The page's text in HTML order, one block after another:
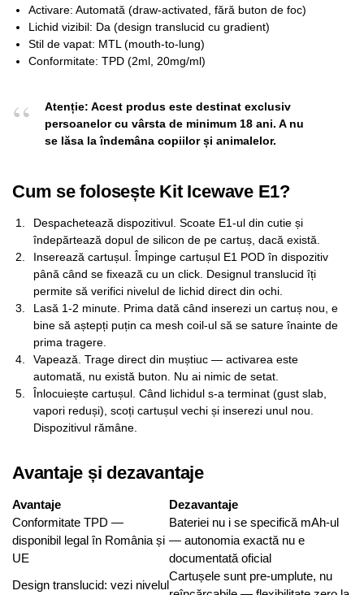
Activare: Automată (draw-activated, fără buton de foc)
Lichid vizibil: Da (design translucid cu gradient)
Stil de vapat: MTL (mouth-to-lung)
Conformitate: TPD (2ml, 20mg/ml)
Atenție: Acest produs este destinat exclusiv
persoanelor cu vârsta de minimum 18 ani. A nu
se lăsa la îndemâna copiilor și animalelor.
Cum se folosește Kit Icewave E1?
Despachetează dispozitivul. Scoate E1-ul din cutie și
îndepărtează dopul de silicon de pe cartuș, dacă există.
Inserează cartușul. Împinge cartușul E1 POD în dispozitiv
până când se fixează cu un click. Designul translucid îți
permite să verifici nivelul de lichid direct din ochi.
Lasă 1-2 minute. Prima dată când inserezi un cartuș nou, e
bine să aștepți puțin ca mesh coil-ul să se sature înainte de
prima tragere.
Vapează. Trage direct din muștiuc — activarea este
automată, nu există buton. Nu ai nimic de setat.
Înlocuiește cartușul. Când lichidul s-a terminat (gust slab,
vapori reduși), scoți cartușul vechi și inserezi unul nou.
Dispozitivul rămâne.
Avantaje și dezavantaje
Avantaje
Dezavantaje
Conformitate TPD —
disponibil legal în România și
UE
Bateriei nu i se specifică mAh-ul
— autonomia exactă nu e
documentată oficial
Design translucid: vezi nivelul
Cartușele sunt pre-umplute, nu